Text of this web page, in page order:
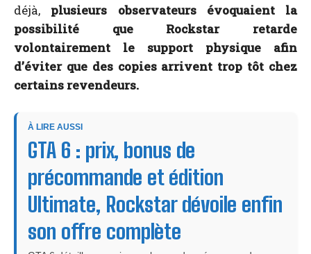
déjà, plusieurs observateurs évoquaient la
possibilité que Rockstar retarde
volontairement le support physique afin
d’éviter que des copies arrivent trop tôt chez
certains revendeurs.
À LIRE AUSSI
GTA 6 : prix, bonus de
précommande et édition
Ultimate, Rockstar dévoile enfin
son offre complète